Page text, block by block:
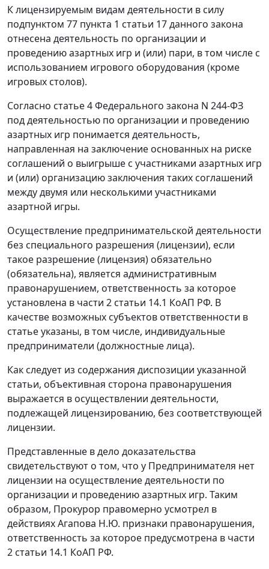
К лицензируемым видам деятельности в силу
подпунктом 77 пункта 1 статьи 17данного закона
отнесена деятельность по организации и
проведению азартных игр и (или) пари, в том числе с
использованием игрового оборудования (кроме
игровых столов).
Согласно статье 4Федерального закона N 244-ФЗ
под деятельностью по организации и проведению
азартных игр понимается деятельность,
направленная на заключение основанных на риске
соглашений о выигрыше с участниками азартных игр
и (или) организацию заключения таких соглашений
между двумя или несколькими участниками
азартной игры.
Осуществление предпринимательской деятельности
без специального разрешения (лицензии), если
такое разрешение (лицензия) обязательно
(обязательна), является административным
правонарушением, ответственность за которое
установлена в части 2 статьи 14.1 КоАП РФ. B
качестве возможных субъектов ответственности в
статье указаны, в том числе, индивидуальные
предприниматели (должностные лица).
Как следует из содержания диспозиции указанной
статьи, объективная сторона правонарушения
выражается в осуществлении деятельности,
подлежащей лицензированию, без соответствующей
лицензии.
Представленные в дело доказательства
свидетельствуют о том, что у Предпринимателя нет
лицензии на осуществление деятельности по
организации и проведению азартных игр. Таким
образом, Прокурор правомерно усмотрел в
действиях Агапова Н.Ю. признаки правонарушения,
ответственность за которое предусмотрена в части
2 статьи 14.1 КоАП РФ.